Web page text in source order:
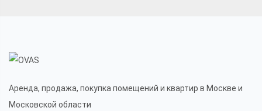
Аренда, продажа, покупка помещений и квартир в Москве и
Московской области